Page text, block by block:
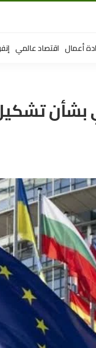
أعمال اقتصاد عالمي
بشأن